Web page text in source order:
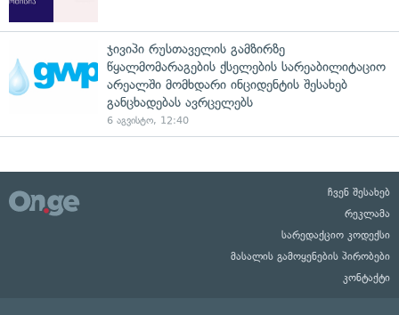
ჯივიპი რუსთაველის გამზირზე
წყალმომარაგების ქსელების სარეაბილიტაციო
არეალში მომხდარი ინციდენტის შესახებ
განცხადებას ავრცელებს
6 აგვისტო, 12:40
ჩვენ შესახებ
რეკლამა
სარედაქციო კოდექსი
მასალის გამოყენების პირობები
კონტაქტი